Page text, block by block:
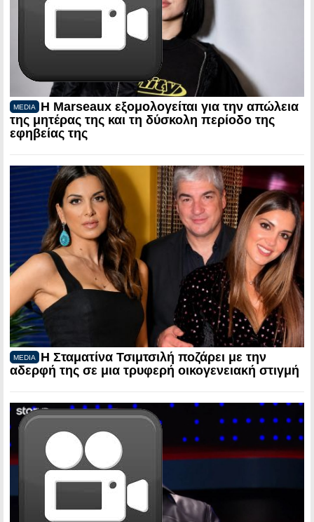
MEDIA
Η Marseaux εξομολογείται για την απώλεια
της μητέρας της και τη δύσκολη περίοδο της
εφηβείας της
MEDIA
Η Σταματίνα Τσιμτσιλή ποζάρει με την
αδερφή της σε μια τρυφερή οικογενειακή στιγμή